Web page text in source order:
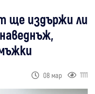
ще издържи ли
08 мар 1111